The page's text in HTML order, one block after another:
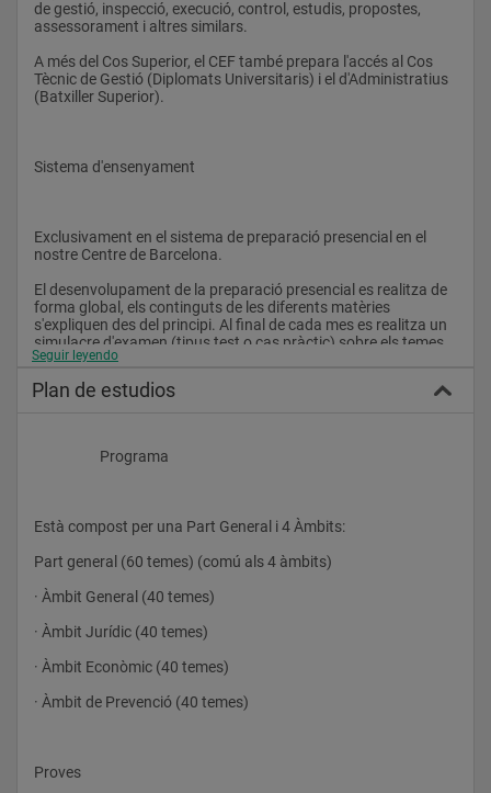
de gestió, inspecció, execució, control, estudis, propostes,
assessorament i altres similars.
A més del Cos Superior, el CEF també prepara l'accés al Cos
Tècnic de Gestió (Diplomats Universitaris) i el d'Administratius
(Batxiller Superior).
Sistema d'ensenyament
Exclusivament en el sistema de preparació presencial en el
nostre Centre de Barcelona.
El desenvolupament de la preparació presencial es realitza de
forma global, els continguts de les diferents matèries
s'expliquen des del principi. Al final de cada mes es realitza un
simulacre d'examen (tipus test o cas pràctic) sobre els temes
tractats fins a la data. Així mateix, en la mesura que s'avança
menor a major dificultat, acords amb el proposat en
A més del nostre servei d'actualització de temaris existent en la
XARXA, hem creat un servei d'informació sobre les Novetats
permet estar al dia sobre la publicació de normes que afectin
al seu programa.
Seguir leyendo
Plan de estudios
                    Programa
Està compost per una Part General i 4 Àmbits:
Part general (60 temes) (comú als 4 àmbits)
· Àmbit General (40 temes)
· Àmbit Jurídic (40 temes)
· Àmbit Econòmic (40 temes)
· Àmbit de Prevenció (40 temes)
Proves